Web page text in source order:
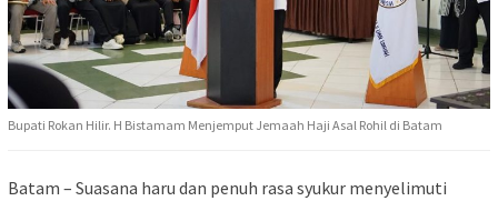
Bupati Rokan Hilir. H Bistamam Menjemput Jemaah Haji Asal Rohil di Batam
Batam – Suasana haru dan penuh rasa syukur menyelimuti